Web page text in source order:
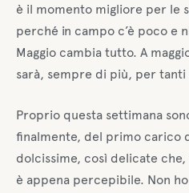
è il momento migliore per le
perché in campo c’è poco e
Maggio cambia tutto. A
sarà, sempre di più, per tanti
Proprio questa settimana
finalmente, del primo carico
dolcissime, così delicate
è appena percepibile. Non